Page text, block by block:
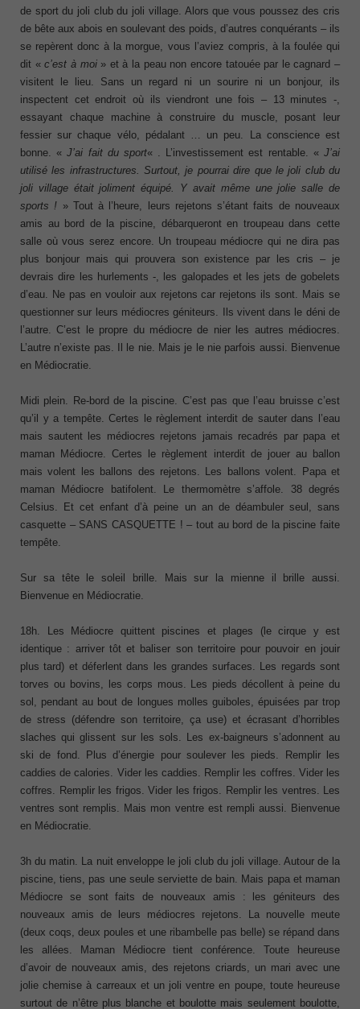
de sport du joli club du joli village. Alors que vous poussez des cris
de bête aux abois en soulevant des poids, d’autres conquérants – ils
se repèrent donc à la morgue, vous l’aviez compris, à la foulée qui
dit «c’est à moi» et à la peau non encore tatouée par le cagnard –
visitent le lieu. Sans un regard ni un sourire ni un bonjour, ils
inspectent cet endroit où ils viendront une fois – 13 minutes -,
essayant chaque machine à construire du muscle, posant leur
fessier sur chaque vélo, pédalant … un peu. La conscience est
bonne. «J’ai fait du sport« . L’investissement est rentable. «J’ai
utilisé les infrastructures. Surtout, je pourrai dire que le joli club du
joli village était joliment équipé. Y avait même une jolie salle de
sports ! » Tout à l’heure, leurs rejetons s’étant faits de nouveaux
amis au bord de la piscine, débarqueront en troupeau dans cette
salle où vous serez encore. Un troupeau médiocre qui ne dira pas
plus bonjour mais qui prouvera son existence par les cris – je
devrais dire les hurlements -, les galopades et les jets de gobelets
d’eau. Ne pas en vouloir aux rejetons car rejetons ils sont. Mais se
questionner sur leurs médiocres géniteurs. Ils vivent dans le déni de
l’autre. C’est le propre du médiocre de nier les autres médiocres.
L’autre n’existe pas. Il le nie. Mais je le nie parfois aussi. Bienvenue
en Médiocratie.
Midi plein. Re-bord de la piscine. C’est pas que l’eau bruisse c’est
qu’il y a tempête. Certes le règlement interdit de sauter dans l’eau
mais sautent les médiocres rejetons jamais recadrés par papa et
maman Médiocre. Certes le règlement interdit de jouer au ballon
mais volent les ballons des rejetons. Les ballons volent. Papa et
maman Médiocre batifolent. Le thermomètre s’affole. 38 degrés
Celsius. Et cet enfant d’à peine un an de déambuler seul, sans
casquette – SANS CASQUETTE ! – tout au bord de la piscine faite
tempête.
Sur sa tête le soleil brille. Mais sur la mienne il brille aussi.
Bienvenue en Médiocratie.
18h. Les Médiocre quittent piscines et plages (le cirque y est
identique : arriver tôt et baliser son territoire pour pouvoir en jouir
plus tard) et déferlent dans les grandes surfaces. Les regards sont
torves ou bovins, les corps mous. Les pieds décollent à peine du
sol, pendant au bout de longues molles guiboles, épuisées par trop
de stress (défendre son territoire, ça use) et écrasant d’horribles
slaches qui glissent sur les sols. Les ex-baigneurs s’adonnent au
ski de fond. Plus d’énergie pour soulever les pieds. Remplir les
caddies de calories. Vider les caddies. Remplir les coffres. Vider les
coffres. Remplir les frigos. Vider les frigos. Remplir les ventres. Les
ventres sont remplis. Mais mon ventre est rempli aussi. Bienvenue
en Médiocratie.
3h du matin. La nuit enveloppe le joli club du joli village. Autour de la
piscine, tiens, pas une seule serviette de bain. Mais papa et maman
Médiocre se sont faits de nouveaux amis : les géniteurs des
nouveaux amis de leurs médiocres rejetons. La nouvelle meute
(deux coqs, deux poules et une ribambelle pas belle) se répand dans
les allées. Maman Médiocre tient conférence. Toute heureuse
d’avoir de nouveaux amis, des rejetons criards, un mari avec une
jolie chemise à carreaux et un joli ventre en poupe, toute heureuse
surtout de n’être plus blanche et boulotte mais seulement boulotte,